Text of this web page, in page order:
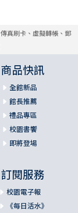
傳真刷卡、虛擬轉帳、郵
商品快訊
全館新品
館長推薦
禮品專區
校園書饗
即將登場
訂閱服務
校園電子報
《每日活水》